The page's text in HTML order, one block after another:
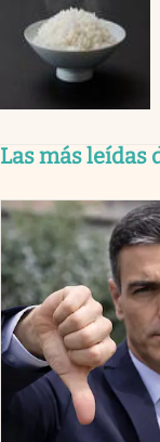
Las más leídas